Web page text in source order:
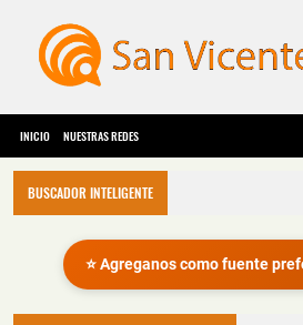
INICIO NUESTRAS REDES
BUSCADOR INTELIGENTE
⭐ Agreganos como fuente